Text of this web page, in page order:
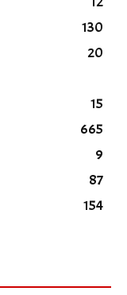
130
20
15
665
9
87
154